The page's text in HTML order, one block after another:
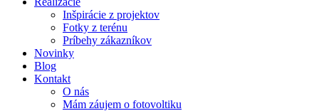
Inšpirácie z projektov
Fotky z terénu
Príbehy zákazníkov
Novinky
Blog
Kontakt
O nás
Mám záujem o fotovoltiku